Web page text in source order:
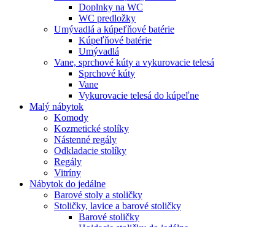
Doplnky na WC
WC predložky
Umývadlá a kúpeľňové batérie
Kúpeľňové batérie
Umývadlá
Vane, sprchové kúty a vykurovacie telesá
Sprchové kúty
Vane
Vykurovacie telesá do kúpeľne
Malý nábytok
Komody
Kozmetické stolíky
Nástenné regály
Odkladacie stolíky
Regály
Vitríny
Nábytok do jedálne
Barové stoly a stoličky
Stoličky, lavice a barové stoličky
Barové stoličky